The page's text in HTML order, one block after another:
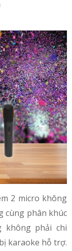
2 micro không
cùng phân khúc
không phải chi
karaoke hỗ trợ.